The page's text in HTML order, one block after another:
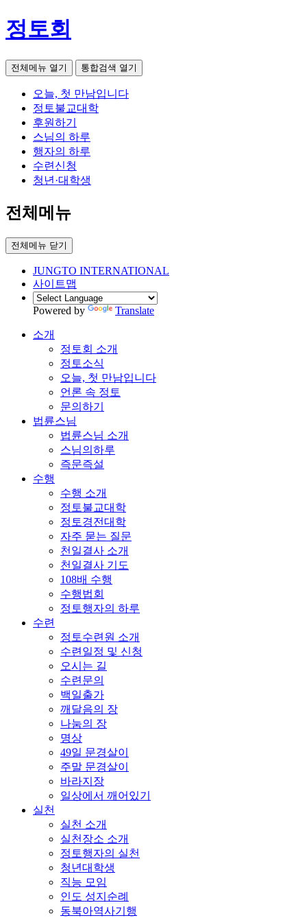
정토회
전체메뉴 열기 통합검색 열기
오늘, 첫 만남입니다
정토불교대학
후원하기
스님의 하루
행자의 하루
수련신청
청년·대학생
전체메뉴
전체메뉴 닫기
JUNGTO INTERNATIONAL
사이트맵
Powered by Translate
소개
정토회 소개
정토소식
오늘, 첫 만남입니다
언론 속 정토
문의하기
법륜스님
법륜스님 소개
스님의하루
즉문즉설
수행
수행 소개
정토불교대학
정토경전대학
자주 묻는 질문
천일결사 소개
천일결사 기도
108배 수행
수행법회
정토행자의 하루
수련
정토수련원 소개
수련일정 및 신청
오시는 길
수련문의
백일출가
깨달음의 장
나눔의 장
명상
49일 문경살이
주말 문경살이
바라지장
일상에서 깨어있기
실천
실천 소개
실천장소 소개
정토행자의 실천
청년대학생
직능 모임
인도 성지순례
동북아역사기행